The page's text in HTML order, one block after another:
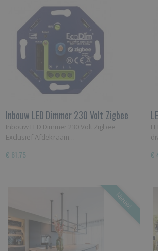
Inbouw LED Dimmer 230 Volt Zigbee
Inbouw LED Dimmer 230 Volt Zigbee
Exclusief Afdekraam…
€ 61,75 €
Nieuw!